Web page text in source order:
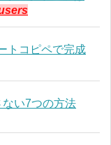
トコピペで完成
い7つの方法